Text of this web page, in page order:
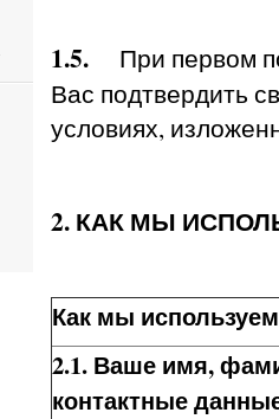
1.5. При первом
Вас подтвердить
условиях,
2. КАК МЫ
Как мы
2.1. Ваше имя,
контактные